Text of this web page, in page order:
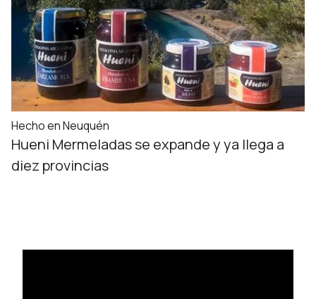
Hecho en Neuquén
Hueni Mermeladas se expande y ya llega a
diez provincias